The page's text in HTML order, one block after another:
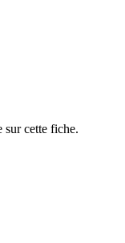
sur cette fiche.